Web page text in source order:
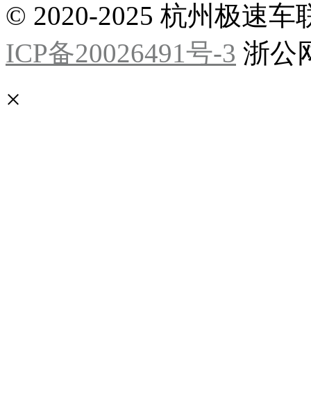
© 2020-2025 杭州极速
ICP备20026491号-3 浙公
×